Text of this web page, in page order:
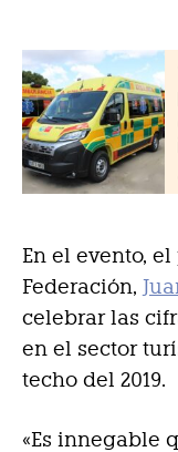
En el evento,
Federación,
celebrar las
en el sector
techo del 2019.
«Es innegable